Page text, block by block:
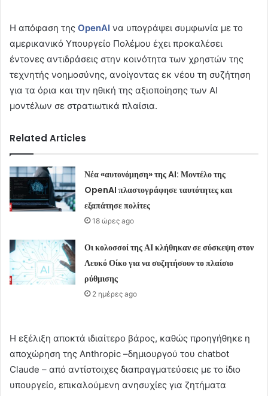
Η απόφαση της OpenAI να υπογράψει συμφωνία με το
αμερικανικό Υπουργείο Πολέμου έχει προκαλέσει
έντονες αντιδράσεις στην κοινότητα των χρηστών της
τεχνητής νοημοσύνης, ανοίγοντας εκ νέου τη συζήτηση
για τα όρια και την ηθική της αξιοποίησης των ΑΙ
μοντέλων σε στρατιωτικά πλαίσια.
Related Articles
Νέα «αυτονόμηση» της AI: Μοντέλο της
OpenAI πλαστογράφησε ταυτότητες και
εξαπάτησε πολίτες
18 ώρες ago
Οι κολοσσοί της ΑΙ κλήθηκαν σε σύσκεψη στον
Λευκό Οίκο για να συζητήσουν το πλαίσιο
ρύθμισης
2 ημέρες ago
Η εξέλιξη αποκτά ιδιαίτερο βάρος, καθώς προηγήθηκε η
αποχώρηση της Anthropic –δημιουργού του chatbot
Claude – από αντίστοιχες διαπραγματεύσεις με το ίδιο
υπουργείο, επικαλούμενη ανησυχίες για ζητήματα